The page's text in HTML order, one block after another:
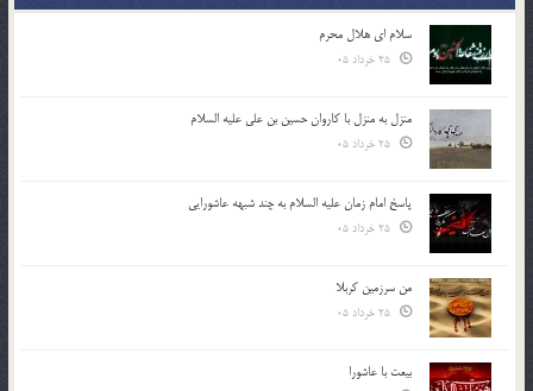
سلام ای هلال محرم
منزل به منزل با کاروان حسین بن علی علیه السلام
پاسخ امام زمان علیه السلام به چند شبهه عاشورایی
من سرزمین کربلا
بیعت با عاشورا